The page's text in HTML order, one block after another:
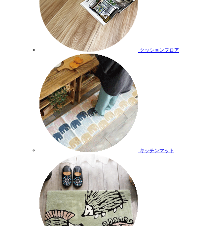
クッションフロア
キッチンマット